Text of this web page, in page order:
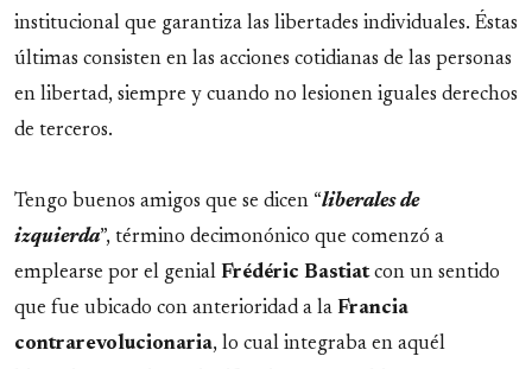
institucional que garantiza las libertades individuales. Éstas
últimas consisten en las acciones cotidianas de las personas
en libertad, siempre y cuando no lesionen iguales derechos
de terceros.
Tengo buenos amigos que se dicen “liberales de
izquierda”, término decimonónico que comenzó a
emplearse por el genial Frédéric Bastiatcon un sentido
que fue ubicado con anterioridad a la Francia
contrarevolucionaria, lo cual integraba en aquél